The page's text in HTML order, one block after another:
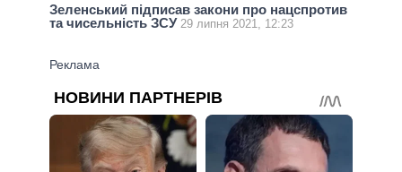
Зеленський підписав закони про нацспротив
та чисельність ЗСУ 29 липня 2021, 12:23